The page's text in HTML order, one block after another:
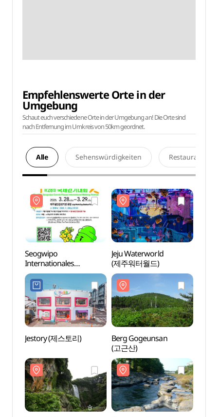
Empfehlenswerte Orte in der
Umgebung
Schaut euch verschiedene Orte in der Umgebung an! Die Orte sind
nach Entfernung im Umkreis von 50km geordnet.
Alle Sehenswürdigkeiten Restaurants
Seogwipo
Internationales
Rapsblüten-
Wanderfestival (서귀포
유채꽃 국제걷기대회)
Jeju Waterworld
(제주워터월드)
Jestory (제스토리)
Berg Gogeunsan
(고근산)